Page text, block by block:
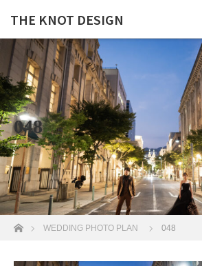
THE KNOT DESIGN
048
ホームWEDDING PHOTO PLAN 048